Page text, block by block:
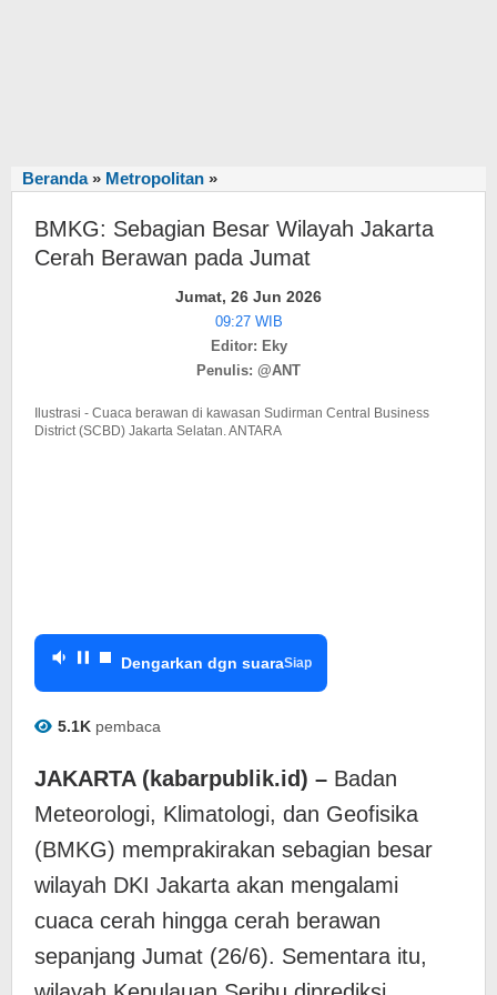
Beranda » Metropolitan »
Besar
Wilayah
Cerah
Berawan
pada
Jumat
BMKG: Sebagian Besar Wilayah Jakarta
Cerah Berawan pada Jumat
Jumat, 26 Jun 2026
09:27 WIB
Editor: Eky
Penulis: @ANT
Ilustrasi - Cuaca berawan di kawasan Sudirman Central Business
District (SCBD) Jakarta Selatan. ANTARA
Dengarkan dgn suaraSiap
5.1K pembaca
JAKARTA (kabarpublik.id) – Badan
Meteorologi, Klimatologi, dan Geofisika
(BMKG) memprakirakan sebagian besar
wilayah DKI Jakarta akan mengalami
cuaca cerah hingga cerah berawan
sepanjang Jumat (26/6). Sementara itu,